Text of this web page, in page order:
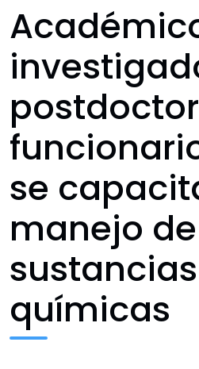
se
manejo de
sustancias
químicas